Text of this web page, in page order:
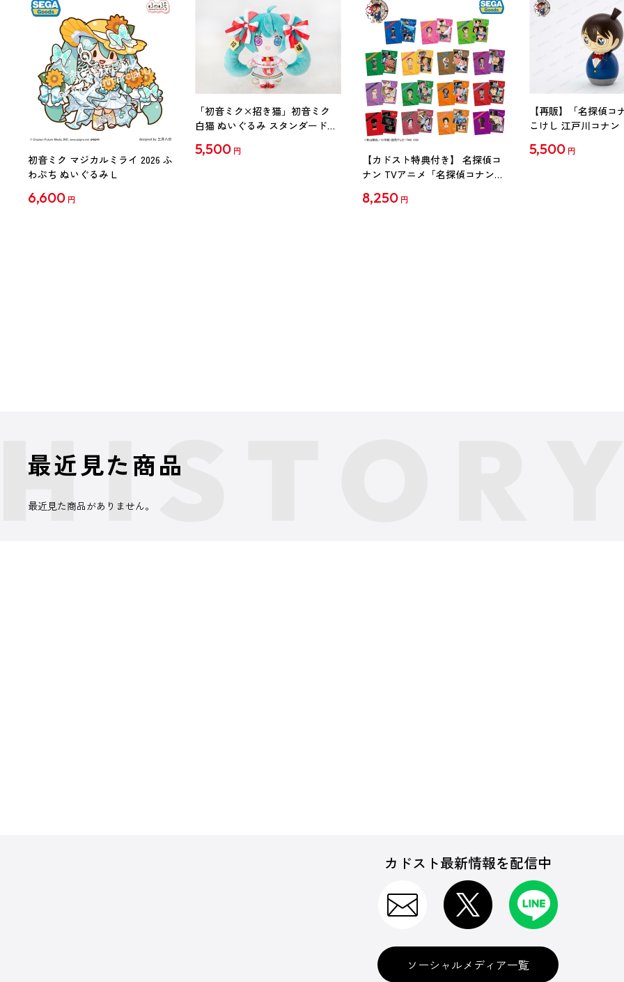
初音ミク マジカルミライ 2026 ふ
わぷち ぬいぐるみ L
6,600 円
「初音ミク×招き猫」初音ミク
白猫 ぬいぐるみ スタンダード
5,500 円
【カドスト特典付き】 名探偵コ
ナン TVアニメ「名探偵コナン」
【1BOX】
8,250 円
【再販】「名探偵コ
こけし 江戸川コナン
5,500 円
最近見た商品
最近見た商品がありません。
カドスト最新情報を配信中
ソーシャルメディア一覧